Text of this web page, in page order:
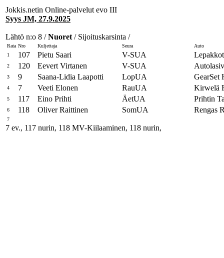
Jokkis.netin Online-palvelut evo III
Syys JM, 27.9.2025
Lähtö n:o 8 /Nuoret / Sijoituskarsinta /
Rata Nro Kuljettaja Seura
Auto
1
107 Pietu Saari V-SUA
2 120 Eevert Virtanen V-SUA
3 9 Saana-Lidia Laapotti LopUA GearSet
4 7 Veeti Elonen RauUA Kirwelä
5 117 Eino Prihti ÄetUA Prihtin
6 118 Oliver Raittinen SomUA Rengas
7
7 ev., 117 nurin, 118 MV-Kiilaaminen, 118 nurin,